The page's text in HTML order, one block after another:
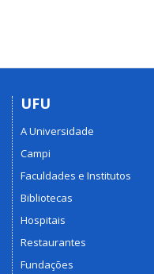
UFU
A Universidade
Campi
Faculdades e Institutos
Bibliotecas
Hospitais
Restaurantes
Fundações